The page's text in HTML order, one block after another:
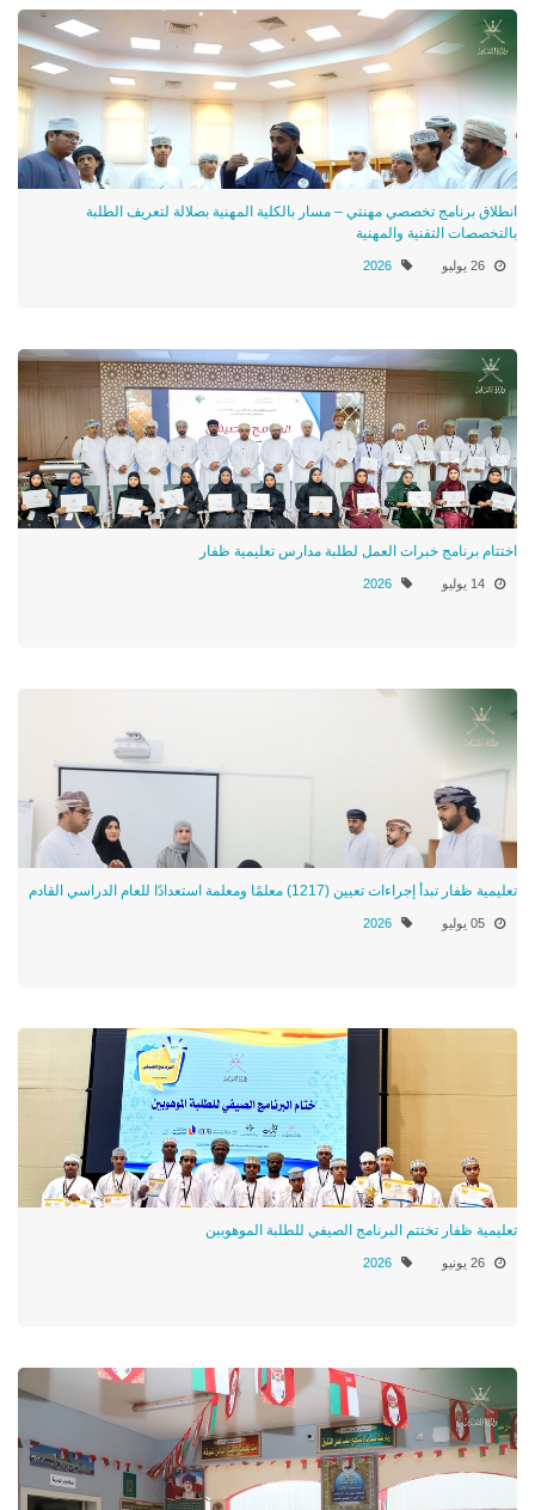
انطلاق برنامج تخصصي مهنتي – مسار بالكلية المهنية بصلالة لتعريف الطلبة
بالتخصصات التقنية والمهنية
26 يوليو 2026
اختتام برنامج خبرات العمل لطلبة مدارس تعليمية ظفار
14 يوليو 2026
تعليمية ظفار تبدأ إجراءات تعيين (1217) معلمًا ومعلمة استعدادًا للعام الدراسي القادم
05 يوليو 2026
تعليمية ظفار تختتم البرنامج الصيفي للطلبة الموهوبين
26 يونيو 2026